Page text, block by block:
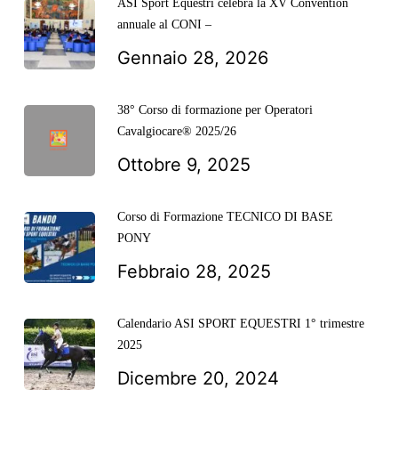
ASI Sport Equestri celebra la XV Convention
annuale al CONI –
Gennaio 28, 2026
38° Corso di formazione per Operatori
Cavalgiocare® 2025/26
Ottobre 9, 2025
Corso di Formazione TECNICO DI BASE
PONY
Febbraio 28, 2025
Calendario ASI SPORT EQUESTRI 1° trimestre
2025
Dicembre 20, 2024